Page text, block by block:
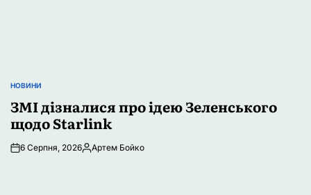
ОПУБЛІКУВАТИ
НОВИНИ
ЗМІ дізналися про ідею Зеленського
щодо Starlink
6 Серпня, 2026Опубліковано
Артем Бойко